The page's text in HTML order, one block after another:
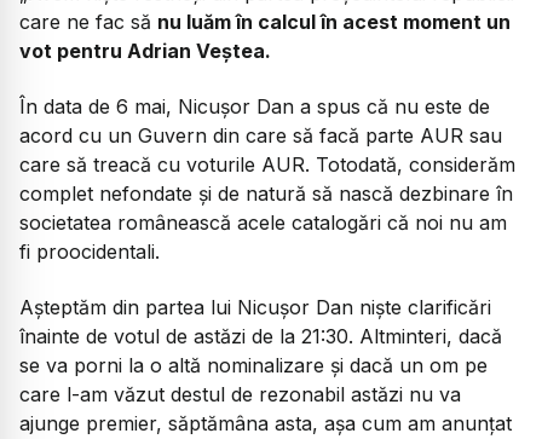
care ne fac să nu luăm în calcul în acest moment un
vot pentru Adrian Veștea.
În data de 6 mai, Nicușor Dan a spus că nu este de
acord cu un Guvern din care să facă parte AUR sau
care să treacă cu voturile AUR. Totodată, considerăm
complet nefondate și de natură să nască dezbinare în
societatea românească acele catalogări că noi nu am
fi proocidentali.
Așteptăm din partea lui Nicușor Dan niște clarificări
înainte de votul de astăzi de la 21:30. Altminteri, dacă
se va porni la o altă nominalizare și dacă un om pe
care l-am văzut destul de rezonabil astăzi nu va
ajunge premier, săptămâna asta, așa cum am anunțat